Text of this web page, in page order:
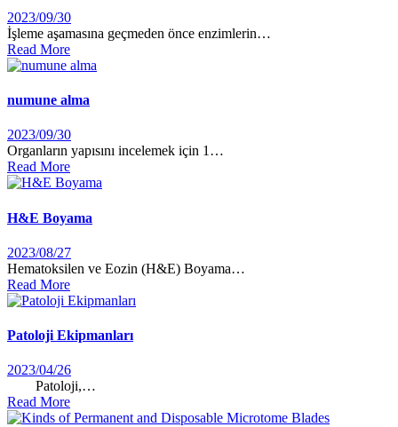
2023/09/30
İşleme aşamasına geçmeden önce enzimlerin…
Read More
numune alma
2023/09/30
Organların yapısını incelemek için 1…
Read More
H&E Boyama
2023/08/27
Hematoksilen ve Eozin (H&E) Boyama…
Read More
Patoloji Ekipmanları
2023/04/26
Patoloji,…
Read More